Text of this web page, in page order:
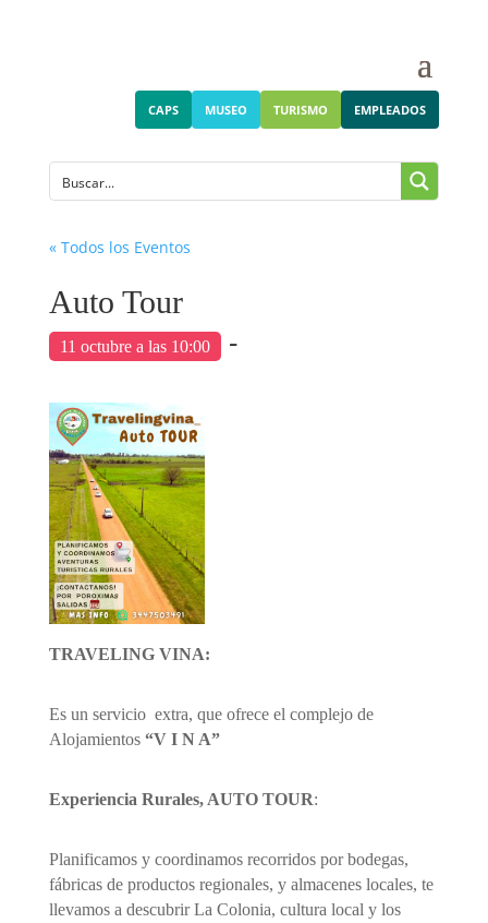
CAPS MUSEO TURISMO EMPLEADOS
« Todos los Eventos
Auto Tour
11 octubre a las 10:00 -
TRAVELING VINA:
Es un servicio extra, que ofrece el complejo de
Alojamientos “V I N A”
Experiencia Rurales, AUTO TOUR:
Planificamos y coordinamos recorridos por bodegas,
fábricas de productos regionales, y almacenes locales, te
llevamos a descubrir La Colonia, cultura local y los